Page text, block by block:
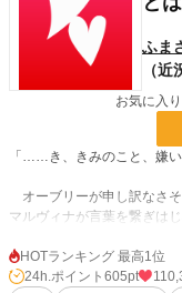
ふま
（近
お気に入
「……き、きみのこと、嫌
オーブリーが申し訳なさそ
マルヴィナが言葉を繋ぎはじ
「オーブリー様は、決して
けは、誤解なきよう」
HOTランキング 最高1位
24h.ポイント 605pt